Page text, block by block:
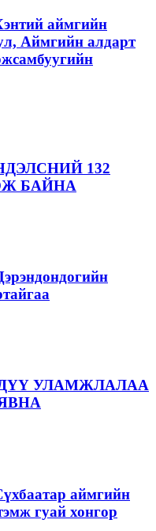
аймгийн
Аймгийн алдарт
132
БАЙНА
УЛАМЖЛАЛАА
аймгийн
гуай хонгор